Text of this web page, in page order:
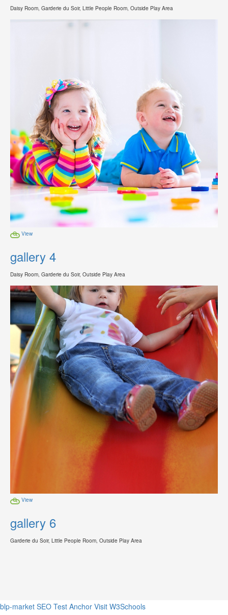
Daisy Room, Garderie du Soir, Little People Room, Outside Play Area
View
gallery 4
Daisy Room, Garderie du Soir, Outside Play Area
View
gallery 6
Garderie du Soir, Little People Room, Outside Play Area
blp-market SEO Test Anchor Visit W3Schools